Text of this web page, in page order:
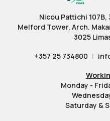
Nicou Pattichi
Melford Tower, Arch.
3025
+357 25 734800 |
Monday -
Saturday &